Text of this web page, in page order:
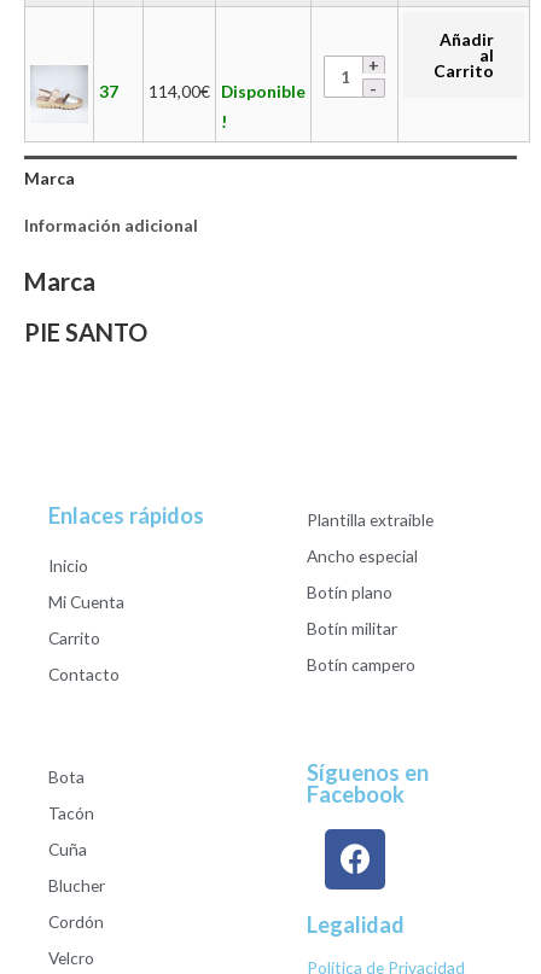
37 114,00€ Disponible
!
Añadir
al
Carrito
Marca
Información adicional
Marca
PIE SANTO
Enlaces rápidos
Inicio
Mi Cuenta
Carrito
Contacto
Plantilla extraible
Ancho especial
Botín plano
Botín militar
Botín campero
Bota
Tacón
Cuña
Blucher
Cordón
Velcro
Síguenos en
Facebook
Legalidad
Política de Privacidad